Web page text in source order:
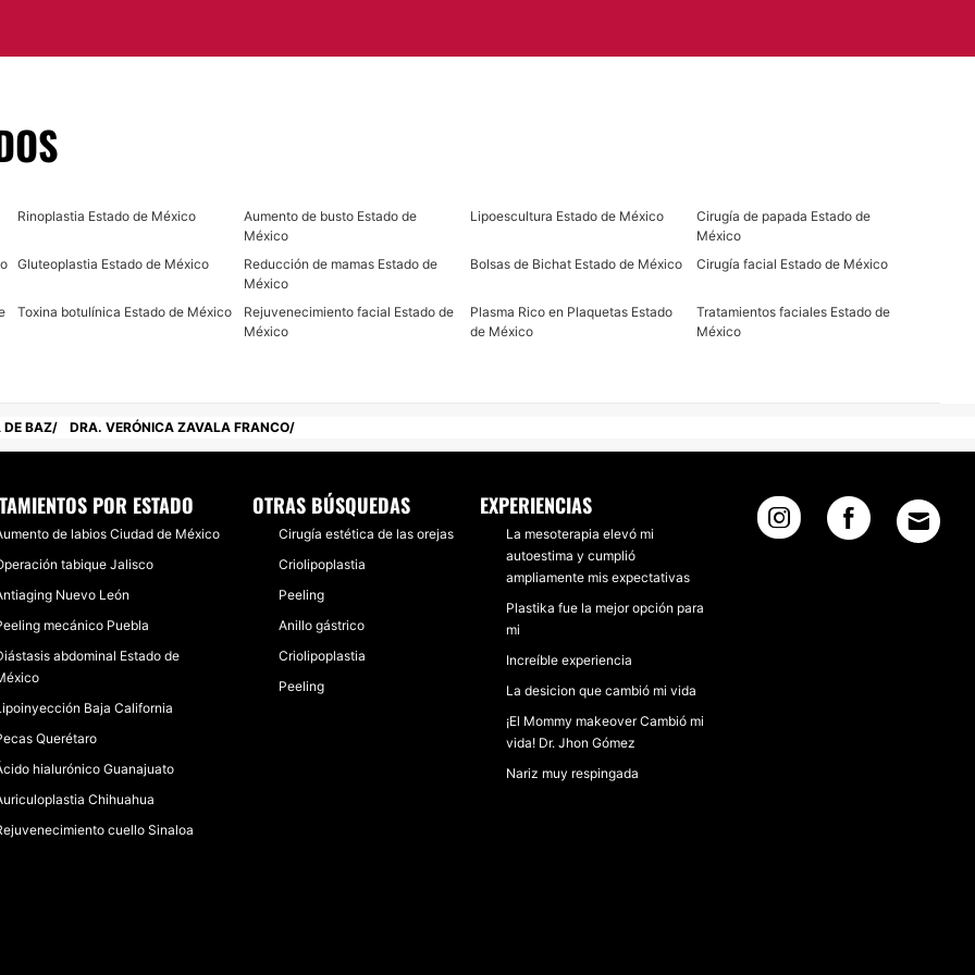
excesiva,
con sus pacientes
a través del uso
que garantiza
el mejor servicio de
Rinoplastia Estado de México
Aumento de busto Estado de
México
Lipoescultura Estado de México
Cirugía de papada Estado de
México
Gluteoplastia Estado de México
Reducción de mamas Estado de
México
Bolsas de Bichat Estado de México Cirugía facial Estado de México
Toxina botulínica Estado de México
Rejuvenecimiento facial Estado de
México
Plasma Rico en Plaquetas Estado
de México
Tratamientos faciales Estado de
México
DE BAZ DRA. VERÓNICA ZAVALA FRANCO
POR ESTADO
de labios Ciudad de México
tabique Jalisco
Nuevo León
mecánico Puebla
abdominal Estado de
Baja California
Querétaro
hialurónico Guanajuato
Chihuahua
cuello Sinaloa
OTRAS BÚSQUEDAS
Cirugía estética de las orejas
Criolipoplastia
Peeling
Anillo gástrico
Criolipoplastia
Peeling
EXPERIENCIAS
La mesoterapia elevó mi
autoestima y cumplió
ampliamente mis expectativas
Plastika fue la mejor opción para
mi
Increíble experiencia
La desicion que cambió mi vida
¡El Mommy makeover Cambió mi
vida! Dr. Jhon Gómez
Nariz muy respingada